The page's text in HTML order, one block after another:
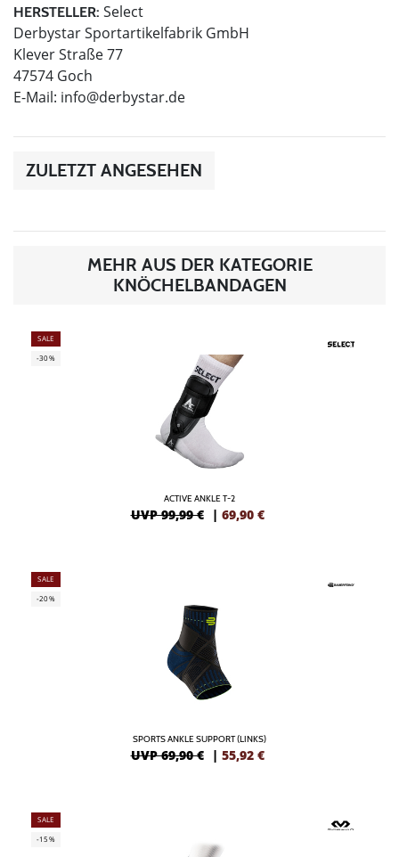
HERSTELLER: Select
Derbystar Sportartikelfabrik GmbH
Klever Straße 77
47574 Goch
E-Mail: info@derbystar.de
ZULETZT ANGESEHEN
MEHR AUS DER KATEGORIE
KNÖCHELBANDAGEN
SALE
-30%
ACTIVE ANKLE T-2
UVP 99,99 € | 69,90 €
SALE
-20%
SPORTS ANKLE SUPPORT (LINKS)
UVP 69,90 € | 55,92 €
SALE
-15%